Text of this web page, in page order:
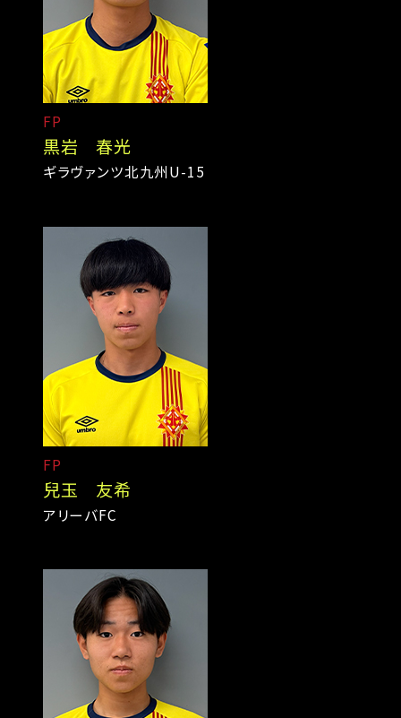
FP
黒岩 春光
ギラヴァンツ北九州U-15
FP
兒玉 友希
アリーバFC